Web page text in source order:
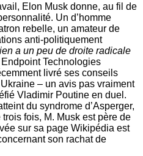
Elon Musk donne, au fil de
Un d’homme
rebelle, un amateur de
anti-politiquement
a un peu de droite radicale
Technologies
livré ses conseils
– un avis pas vraiment
Vladimir Poutine en duel.
du syndrome d’Asperger,
fois, M. Musk est père de
sur sa page Wikipédia est
son rachat de